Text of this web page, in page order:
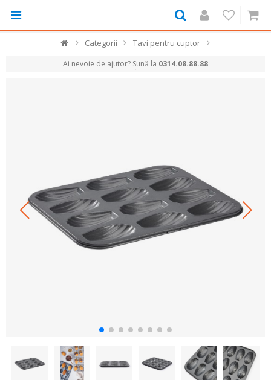
Categorii Tavi pentru cuptor
Ai nevoie de ajutor? Sună la 0314.08.88.88